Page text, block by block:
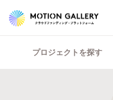
プロジェクトを探す